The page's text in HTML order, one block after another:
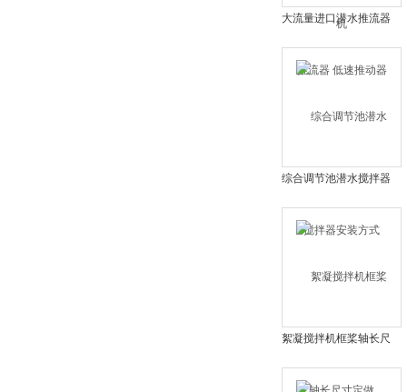
大流量进口潜水推流器
综合调节池潜水搅拌器
絮凝搅拌机框桨轴长尺